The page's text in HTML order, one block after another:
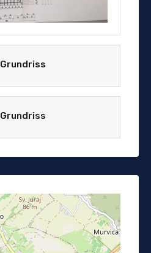
Grundriss
Grundriss